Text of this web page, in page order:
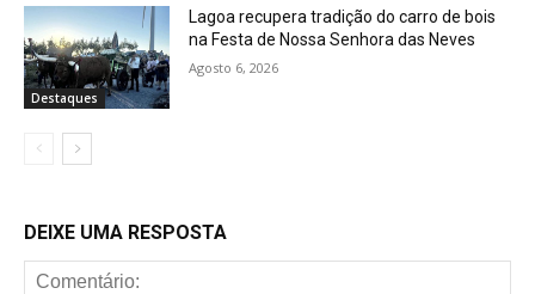
Destaques
Lagoa recupera tradição do carro de bois
na Festa de Nossa Senhora das Neves
Agosto 6, 2026
DEIXE UMA RESPOSTA